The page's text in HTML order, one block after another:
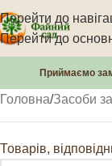
Перейти до
Перейти до
Приймаємо
Головна Засоби
Товарів,